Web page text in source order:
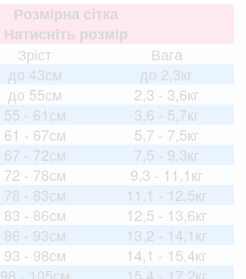
Розмірна сітка
Натисніть розмір
Зріст
Вага
до 43см
до 2,3кг
до 55см
2,3 - 3,6кг
55 - 61см
3,6 - 5,7кг
61 - 67см
5,7 - 7,5кг
67 - 72см
7,5 - 9,3кг
72 - 78см
9,3 - 11,1кг
78 - 83см
11,1 - 12,5кг
83 - 86см
12,5 - 13,6кг
86 - 93см
13,2 - 14,1кг
93 - 98см
14,1 - 15,4кг
98 - 105см
15,4 - 17,2кг